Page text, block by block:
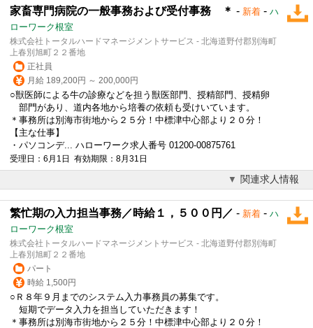
家畜専門病院の一般事務および受付事務 ＊ - 新着 - ハ
ローワーク根室
株式会社トータルハードマネージメントサービス - 北海道野付郡別海町
上春別旭町２２番地
正社員
月給 189,200円 ～ 200,000円
○獣医師による牛の診療などを担う獣医部門、授精部門、授精卵
部門があり、道内各地から培養の依頼も受けいています。
＊事務所は別海市街地から２５分！中標津中心部より２０分！
【主な仕事】
・パソコンデ... ハローワーク求人番号 01200-00875761
受理日：6月1日 有効期限：8月31日
関連求人情報
繁忙期の入力担当事務／時給１，５００円／ - 新着 - ハ
ローワーク根室
株式会社トータルハードマネージメントサービス - 北海道野付郡別海町
上春別旭町２２番地
パート
時給 1,500円
○Ｒ８年９月までのシステム入力事務員の募集です。
短期でデータ入力を担当していただきます！
＊事務所は別海市街地から２５分！中標津中心部より２０分！